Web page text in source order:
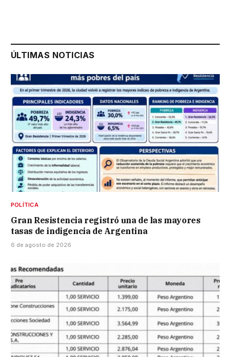
ÚLTIMAS NOTICIAS
POLÍTICA
Gran Resistencia registró una de las mayores
tasas de indigencia de Argentina
6 de agosto de 2026